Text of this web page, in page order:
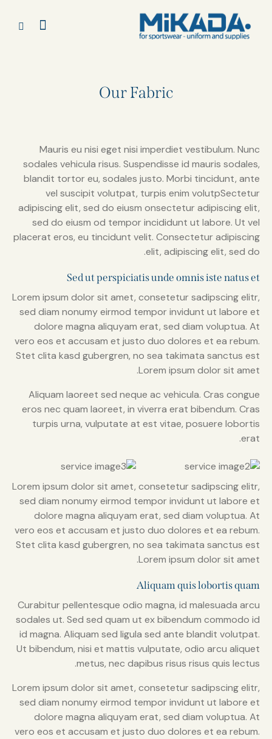
Our Fabric
Mauris eu nisi eget nisi imperdiet vestibulum. Nunc
sodales vehicula risus. Suspendisse id mauris sodales,
blandit tortor eu, sodales justo. Morbi tincidunt, ante
vel suscipit volutpat, turpis enim volutpSectetur
adipiscing elit, sed do eiusm onsectetur adipiscing elit,
sed do eiusm od tempor incididunt ut labore. Ut vel
placerat eros, eu tincidunt velit. Consectetur adipiscing
elit, adipiscing elit, sed do.
Sed ut perspiciatis unde omnis iste natus et
Lorem ipsum dolor sit amet, consetetur sadipscing elitr,
sed diam nonumy eirmod tempor invidunt ut labore et
dolore magna aliquyam erat, sed diam voluptua. At
vero eos et accusam et justo duo dolores et ea rebum.
Stet clita kasd gubergren, no sea takimata sanctus est
Lorem ipsum dolor sit amet.
Aliquam laoreet sed neque ac vehicula. Cras congue
eros nec quam laoreet, in viverra erat bibendum. Cras
turpis urna, vulputate at est vitae, posuere lobortis
erat.
Lorem ipsum dolor sit amet, consetetur sadipscing elitr,
sed diam nonumy eirmod tempor invidunt ut labore et
dolore magna aliquyam erat, sed diam voluptua. At
vero eos et accusam et justo duo dolores et ea rebum.
Stet clita kasd gubergren, no sea takimata sanctus est
Lorem ipsum dolor sit amet.
Aliquam quis lobortis quam
Curabitur pellentesque odio magna, id malesuada arcu
sodales ut. Sed sed quam ut ex bibendum commodo id
id magna. Aliquam sed ligula sed ante blandit volutpat.
Ut bibendum, nisi et mattis vulputate, odio arcu aliquet
metus, nec dapibus risus risus quis lectus.
Lorem ipsum dolor sit amet, consetetur sadipscing elitr,
sed diam nonumy eirmod tempor invidunt ut labore et
dolore magna aliquyam erat, sed diam voluptua. At
vero eos et accusam et justo duo dolores et ea rebum.